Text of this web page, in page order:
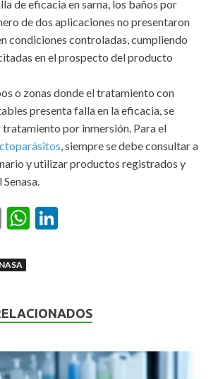
de eficacia en sarna, los baños por
de dos aplicaciones no presentaron
condiciones controladas, cumpliendo
en el prospecto del producto
o zonas donde el tratamiento con
presenta falla en la eficacia, se
por inmersión. Para el
, siempre se debe consultar a
y utilizar productos registrados y
E
ai
W
A
p
p
n